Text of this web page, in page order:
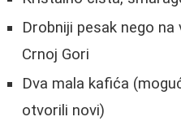
Drobniji pesak nego na
Crnoj Gori
Dva mala kafića
otvorili novi)